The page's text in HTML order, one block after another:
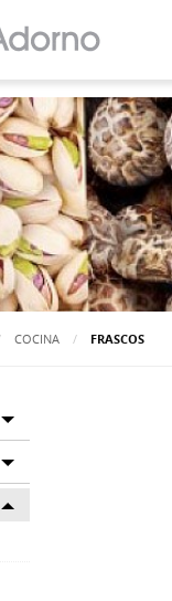
COCINA ACTUALMENTE:
FRASCOS
Toggle menu
Toggle menu
Toggle menu